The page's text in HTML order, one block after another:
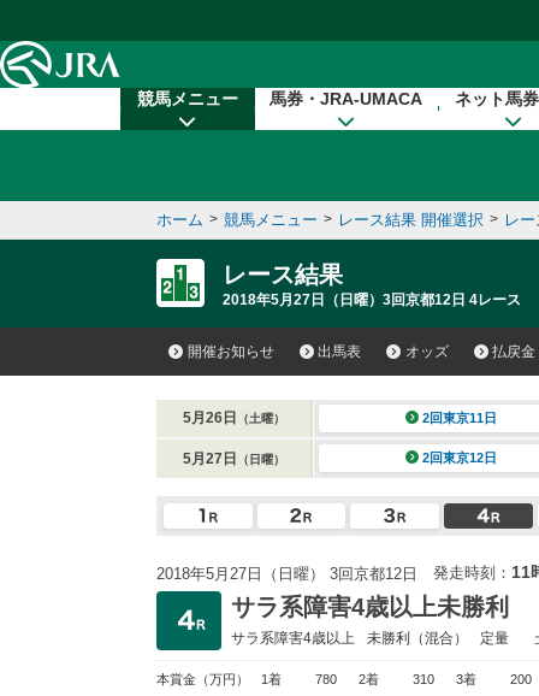
競馬メニュー 馬券・JRA-UMACA ネット馬
ホーム > 競馬メニュー > レース結果 開催選択 > レ
レース結果
2018年5月27日（日曜）3回京都12日 4レース
開催お知らせ 出馬表 オッズ 払戻金
5月26日 （土曜） 2回東京11日
5月27日 （日曜） 2回東京12日
2018年5月27日（日曜） 3回京都12日 発走時刻： 11
サラ系障害4歳以上未勝利
サラ系障害4歳以上 未勝利 （混合） 定量
本賞金 （万円） 1着 780 2着 310 3着 200